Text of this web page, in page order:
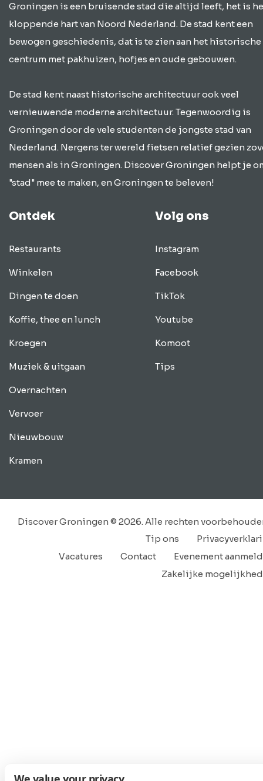
Groningen is een bruisende stad die altijd leeft, het is
kloppende hart van Noord Nederland. De stad kent een
bewogen geschiedenis, dat is te zien aan het historische
centrum met pakhuizen, hofjes en oude gebouwen.
De stad kent naast historische architectuur ook veel
vernieuwende moderne architectuur. Tegenwoordig is
Groningen door de vele studenten de jongste stad van
Nederland. Nergens ter wereld fietsen relatief gezien
mensen als in Groningen. Discover Groningen helpt je
"stad" mee te maken, en Groningen te beleven!
Ontdek
Restaurants
Winkelen
Dingen te doen
Koffie, thee en lunch
Kroegen
Muziek & uitgaan
Overnachten
Vervoer
Nieuwbouw
Kramen
Volg ons
Instagram
Facebook
TikTok
Youtube
Komoot
Tips
Discover Groningen © 2026. Alle rechten
Tip ons
Evenement
Contact
Vacatures
Zakelijke